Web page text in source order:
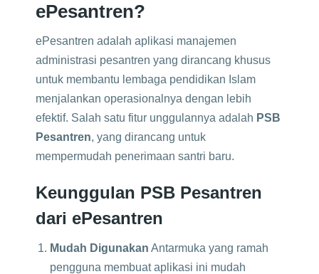
ePesantren?
ePesantren adalah aplikasi manajemen
administrasi pesantren yang dirancang khusus
untuk membantu lembaga pendidikan Islam
menjalankan operasionalnya dengan lebih
efektif. Salah satu fitur unggulannya adalah PSB
Pesantren, yang dirancang untuk
mempermudah penerimaan santri baru.
Keunggulan PSB Pesantren
dari ePesantren
Mudah Digunakan Antarmuka yang ramah
pengguna membuat aplikasi ini mudah